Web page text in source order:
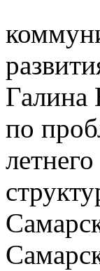
Галина
по